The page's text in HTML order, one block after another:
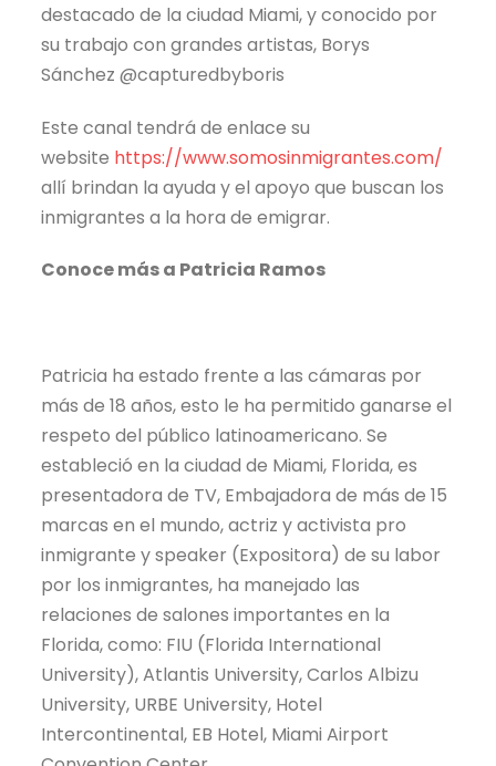
destacado de la ciudad Miami, y conocido por
su trabajo con grandes artistas, Borys
Sánchez @capturedbyboris
Este canal tendrá de enlace su
website https://www.somosinmigrantes.com/
allí brindan la ayuda y el apoyo que buscan los
inmigrantes a la hora de emigrar.
Conoce más a Patricia Ramos
Patricia ha estado frente a las cámaras por
más de 18 años, esto le ha permitido ganarse el
respeto del público latinoamericano. Se
estableció en la ciudad de Miami, Florida, es
presentadora de TV, Embajadora de más de 15
marcas en el mundo, actriz y activista pro
inmigrante y speaker (Expositora) de su labor
por los inmigrantes, ha manejado las
relaciones de salones importantes en la
Florida, como: FIU (Florida International
University), Atlantis University, Carlos Albizu
University, URBE University, Hotel
Intercontinental, EB Hotel, Miami Airport